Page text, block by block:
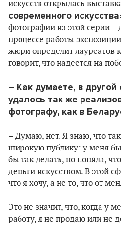
искусств открылась
современного
фотографии из этой серии –
процессе работы
жюри определит лауреатов
говорит, что надеется на
– Как думаете, в другой
удалось так же
фотографу, как в
– Думаю, нет. Я знаю, что
широкую публику: у меня
бы так делать, но поняла,
деньги искусством. В этой
что я хочу, а не то, что от
Это не значит, что, когда у
работу, я не продаю или не